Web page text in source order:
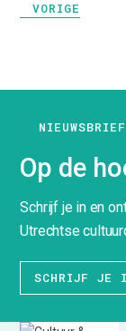
VORIGE
NIEUWSBRIEF
Op de
Schrijf je in en
Utrechtse
SCHRIJF JE